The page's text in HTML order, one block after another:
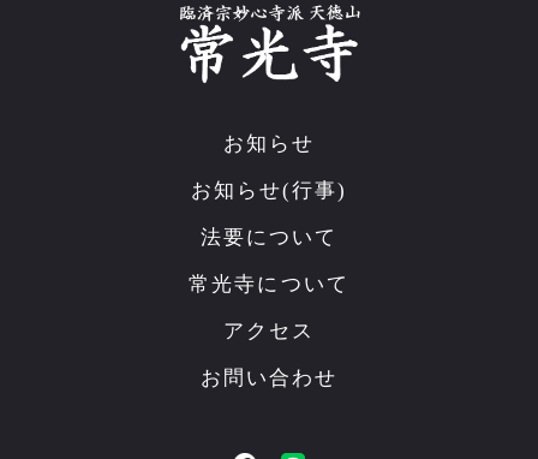
お知らせ
お知らせ(行事)
法要について
常光寺について
アクセス
お問い合わせ